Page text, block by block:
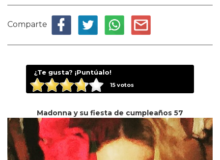
Comparte
¿Te gusta? ¡Puntúalo!
15votos
Madonna y su fiesta de cumpleaños 57